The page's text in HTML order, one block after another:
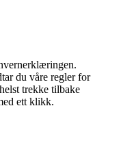
du våre regler for
trekke tilbake
ett klikk.